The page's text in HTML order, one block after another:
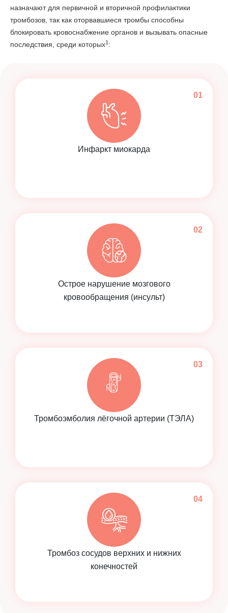
назначают для первичной и вторичной профилактики
тромбозов, так как оторвавшиеся тромбы способны
блокировать кровоснабжение органов и вызывать опасные
последствия, среди которых1 :
Инфаркт миокарда
Острое нарушение мозгового
кровообращения (инсульт)
Тромбоэмболия лёгочной артерии (ТЭЛА)
Тромбоз сосудов верхних и нижних
конечностей